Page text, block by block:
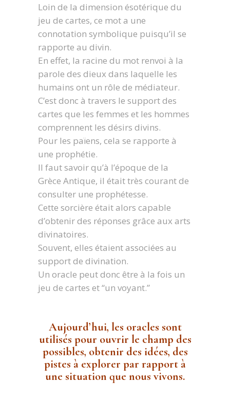
Loin de la dimension ésotérique du
jeu de cartes, ce mot a une
connotation symbolique puisqu’il se
rapporte au divin.
En effet, la racine du mot renvoi à la
parole des dieux dans laquelle les
humains ont un rôle de médiateur.
C’est donc à travers le support des
cartes que les femmes et les hommes
comprennent les désirs divins.
Pour les païens, cela se rapporte à
une prophétie.
Il faut savoir qu’à l’époque de la
Grèce Antique, il était très courant de
consulter une prophétesse.
Cette sorcière était alors capable
d’obtenir des réponses grâce aux arts
divinatoires.
Souvent, elles étaient associées au
support de divination.
Un oracle peut donc être à la fois un
jeu de cartes et “un voyant.”
Aujourd’hui, les oracles sont
utilisés pour ouvrir le champ des
possibles, obtenir des idées, des
pistes à explorer par rapport à
une situation que nous vivons.